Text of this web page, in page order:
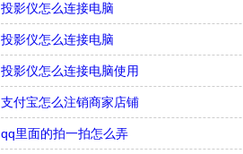
投影仪怎么连接电脑
投影仪怎么连接电脑
投影仪怎么连接电脑使用
支付宝怎么注销商家店铺
qq里面的拍一拍怎么弄